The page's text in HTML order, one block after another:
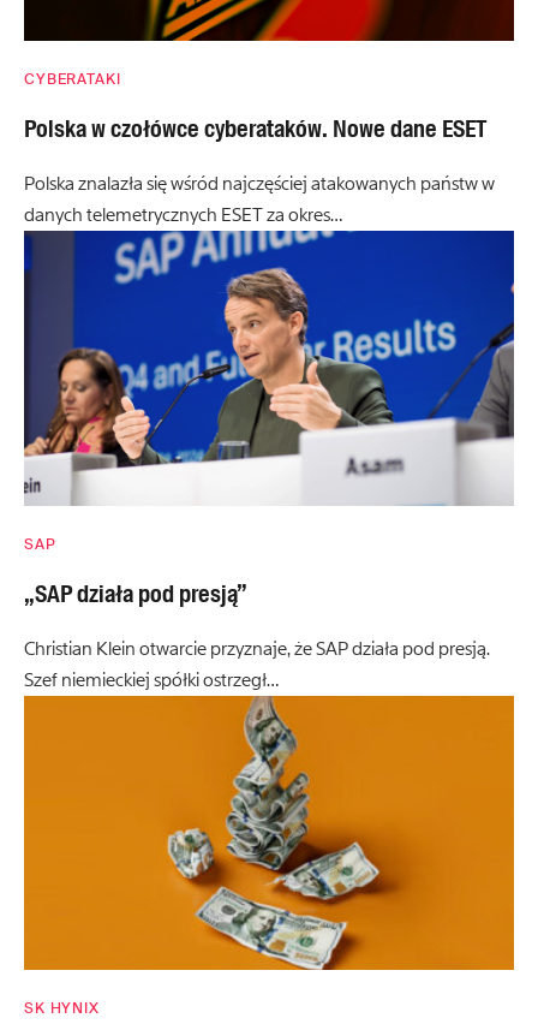
CYBERATAKI
Polska w czołówce cyberataków. Nowe dane ESET
Polska znalazła się wśród najczęściej atakowanych państw w
danych telemetrycznych ESET za okres…
SAP
„SAP działa pod presją”
Christian Klein otwarcie przyznaje, że SAP działa pod presją.
Szef niemieckiej spółki ostrzegł…
SK HYNIX